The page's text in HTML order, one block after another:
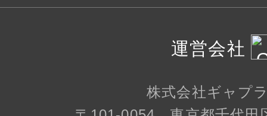
運営会社
株式会社ギャプ